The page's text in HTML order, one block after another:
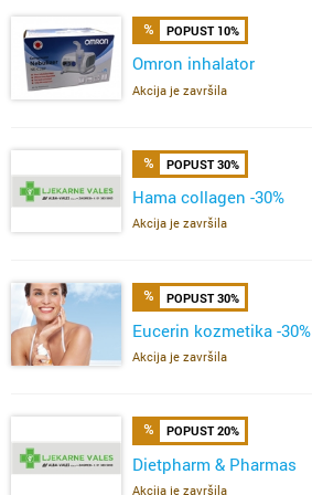
POPUST 10%
Omron inhalator
Akcija je završila
POPUST 30%
Hama collagen -30%
Akcija je završila
POPUST 30%
Eucerin kozmetika -30%
Akcija je završila
POPUST 20%
Dietpharm & Pharmas
Akcija je završila